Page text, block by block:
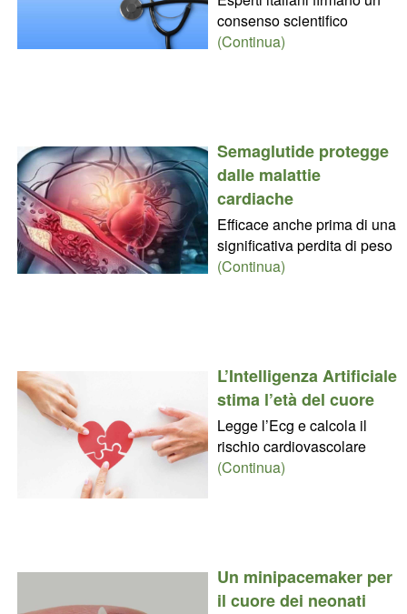
consenso scientifico
(Continua)
Semaglutide protegge
dalle malattie
cardiache
Efficace anche prima di una
significativa perdita di peso
(Continua)
L’Intelligenza Artificiale
stima l’età del cuore
Legge l’Ecg e calcola il
rischio cardiovascolare
(Continua)
Un minipacemaker per
il cuore dei neonati